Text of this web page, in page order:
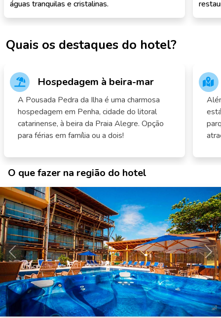
águas tranquilas e cristalinas.
Quais os destaques do hotel?
Hospedagem à beira-mar
A Pousada Pedra da Ilha é uma charmosa
hospedagem em Penha, cidade do litoral
catarinense, à beira da Praia Alegre. Opção
para férias em família ou a dois!
O que fazer na região do hotel
Anterior